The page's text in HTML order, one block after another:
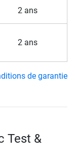
2 ans
2 ans
de garantie
Test &